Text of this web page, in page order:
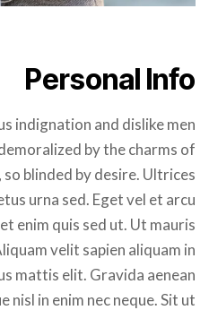
Personal Info
indignation and dislike men
by the charms of
blinded by desire. Ultrices
urna sed. Eget vel et arcu
enim quis sed ut. Ut mauris
velit sapien aliquam in
mattis elit. Gravida aenean
nisl in enim nec neque. Sit ut